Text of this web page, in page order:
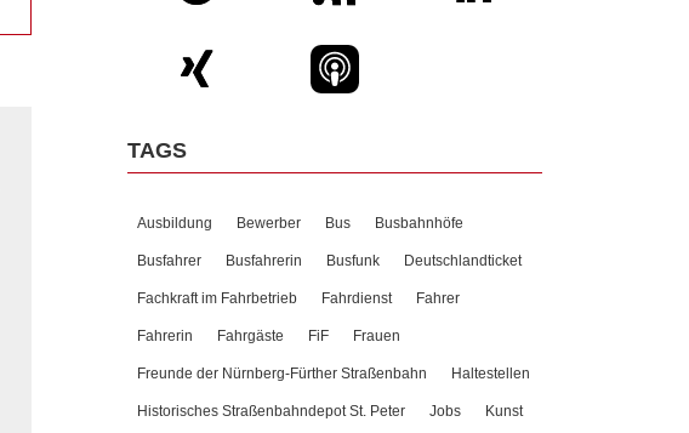
TAGS
Ausbildung Bewerber Bus Busbahnhöfe
Busfahrer Busfahrerin Busfunk Deutschlandticket
Fachkraft im Fahrbetrieb Fahrdienst Fahrer
Fahrerin Fahrgäste FiF Frauen
Freunde der Nürnberg-Fürther Straßenbahn Haltestellen
Historisches Straßenbahndepot St. Peter Jobs Kunst